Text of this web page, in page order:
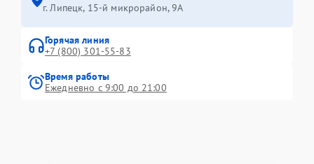
г. Липецк, 15-й микрорайон, 9А
Горячая линия
+7 (800) 301-55-83
Время работы
Ежедневно с 9:00 до 21:00